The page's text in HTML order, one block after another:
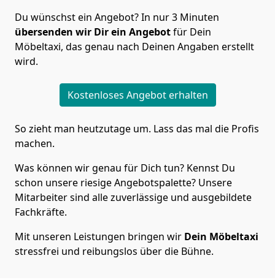
Du wünschst ein Angebot? In nur 3 Minuten
übersenden wir Dir ein Angebotfür Dein
Möbeltaxi, das genau nach Deinen Angaben erstellt
wird.
Kostenloses Angebot erhalten
So zieht man heutzutage um. Lass das mal die Profis
machen.
Was können wir genau für Dich tun? Kennst Du
schon unsere riesige Angebotspalette? Unsere
Mitarbeiter sind alle zuverlässige und ausgebildete
Fachkräfte.
Mit unseren Leistungen bringen wir Dein Möbeltaxi
stressfrei und reibungslos über die Bühne.